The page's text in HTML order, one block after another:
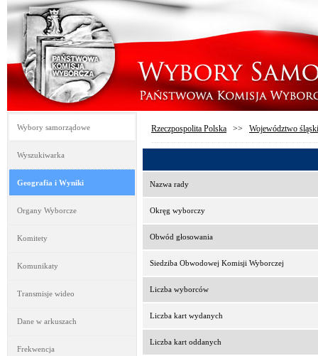
Wybory samorządowe
Wyszukiwarka
Geografia i Wyniki
Organy Wyborcze
Komitety
Komunikaty
Transmisje wideo
Dane w arkuszach
Frekwencja
Rzeczpospolita Polska >> Województwo
Nazwa rady
Okręg wyborczy
Obwód głosowania
Siedziba Obwodowej Komisji Wyborczej
Liczba wyborców
Liczba kart wydanych
Liczba kart oddanych